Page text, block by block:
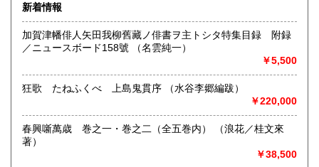
★ 弊店は通常の店舗としては営業しておりませんのでご注
意ください。ただし予めご連絡いただければご希望の品の閲
覧を承ります。
最寄駅：高崎駅西口
営業時間：4:00〜15:30 FAX 24時間受付 電話9:00〜
18:00
新着情報
加賀津幡俳人矢田我柳舊藏ノ俳書ヲ主トシタ特集目録 附録
／ニュースボード158號 （名雲純一）
￥5,500
狂歌 たねふくべ 上島鬼貫序 （水谷李郷編跋）
￥220,000
春興噺萬歳 巻之一・巻之二（全五巻内） （浪花／桂文來
著）
￥38,500